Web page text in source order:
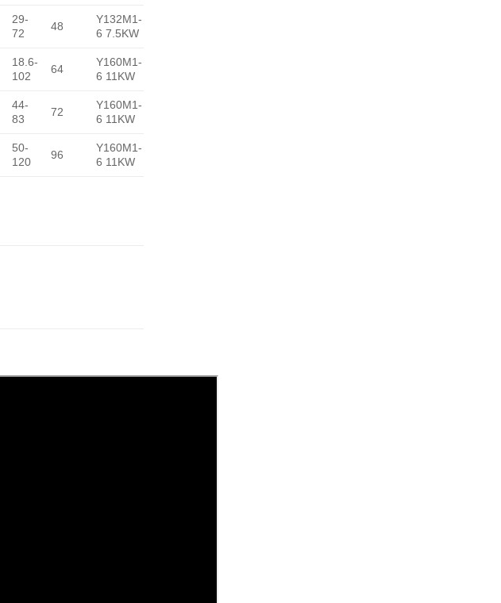
29-
72
48
Y132M1-
6 7.5KW
18.6-
102
64
Y160M1-
6 11KW
44-
83
72
Y160M1-
6 11KW
50-
120
96
Y160M1-
6 11KW